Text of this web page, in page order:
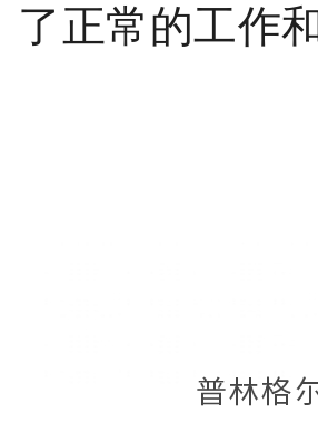
了正常的工作